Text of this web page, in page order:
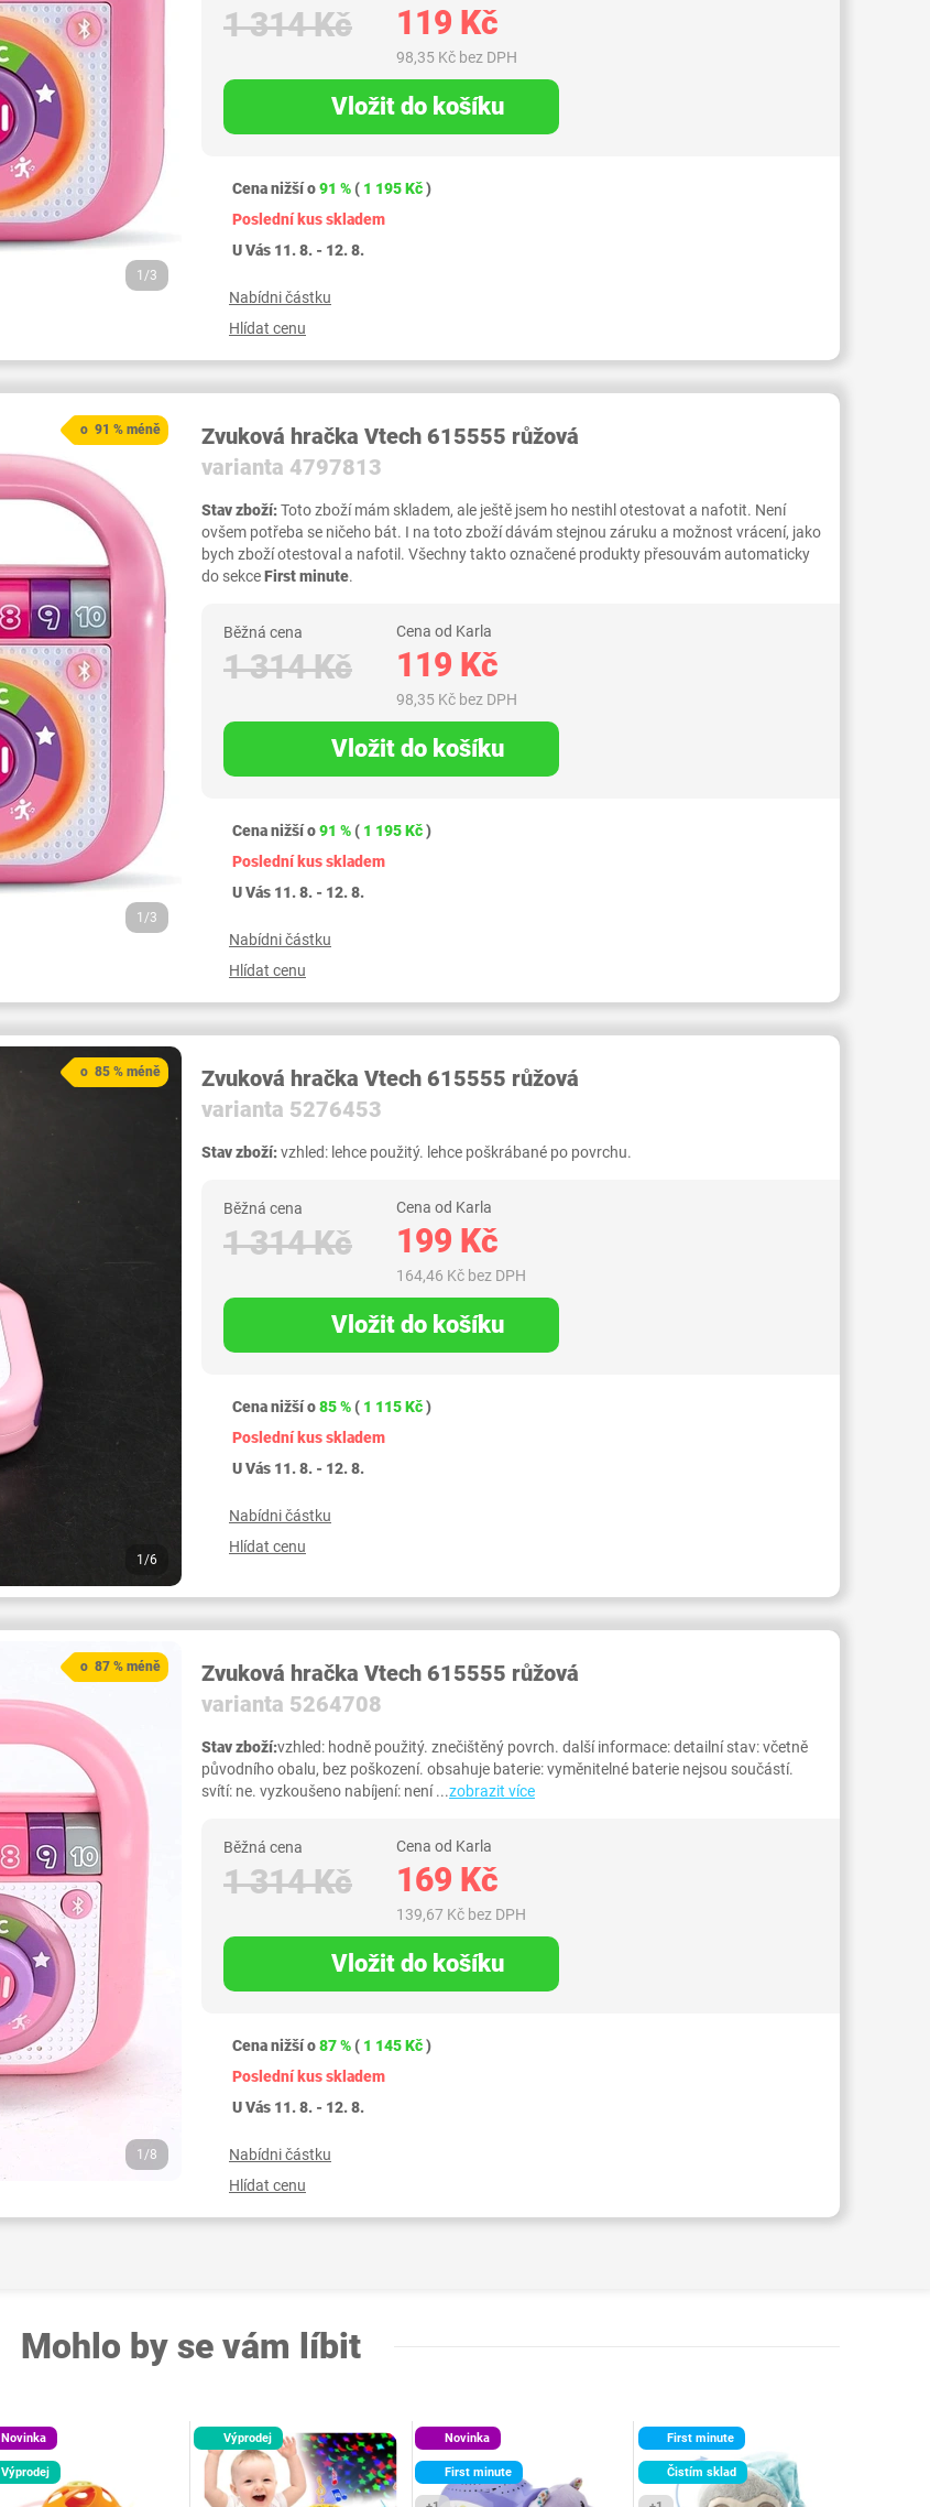
1/3
1 314 Kč 119 Kč
98,35 Kč bez DPH
Vložit do košíku
Cena nižší o91 % ( 1 195 Kč)
Poslední kus skladem
U Vás 11. 8. - 12. 8.
Nabídni částku
Hlídat cenu
1/3
o 91 % méně
Zvuková hračka Vtech 615555 růžová
varianta 4797813
Stav zboží:Toto zboží mám skladem, ale ještě jsem ho nestihl otestovat a nafotit. Není
ovšem potřeba se ničeho bát. I na toto zboží dávám stejnou záruku a možnost vrácení, jako
bych zboží otestoval a nafotil. Všechny takto označené produkty přesouvám automaticky
do sekceFirst minute.
Běžná cena
1 314 Kč
Cena od Karla
119 Kč
98,35 Kč bez DPH
Vložit do košíku
Cena nižší o91 % ( 1 195 Kč)
Poslední kus skladem
U Vás 11. 8. - 12. 8.
Nabídni částku
Hlídat cenu
1/6
o 85 % méně
Zvuková hračka Vtech 615555 růžová
varianta 5276453
Stav zboží:vzhled: lehce použitý. lehce poškrábané po povrchu.
Běžná cena
1 314 Kč
Cena od Karla
199 Kč
164,46 Kč bez DPH
Vložit do košíku
Cena nižší o85 % ( 1 115 Kč)
Poslední kus skladem
U Vás 11. 8. - 12. 8.
Nabídni částku
Hlídat cenu
1/8
o 87 % méně
Zvuková hračka Vtech 615555 růžová
varianta 5264708
Stav zboží:vzhled: hodně použitý. znečištěný povrch. další informace: detailní stav: včetně
původního obalu, bez poškození. obsahuje baterie: vyměnitelné baterie nejsou součástí.
svítí: ne. vyzkoušeno nabíjení: není ...zobrazit více
Běžná cena
1 314 Kč
Cena od Karla
169 Kč
139,67 Kč bez DPH
Vložit do košíku
Cena nižší o87 % ( 1 145 Kč)
Poslední kus skladem
U Vás 11. 8. - 12. 8.
Nabídni částku
Hlídat cenu
Mohlo by se vám líbit
Novinka
Výprodej
Výprodej Novinka
First minute
First minute
Čistím sklad